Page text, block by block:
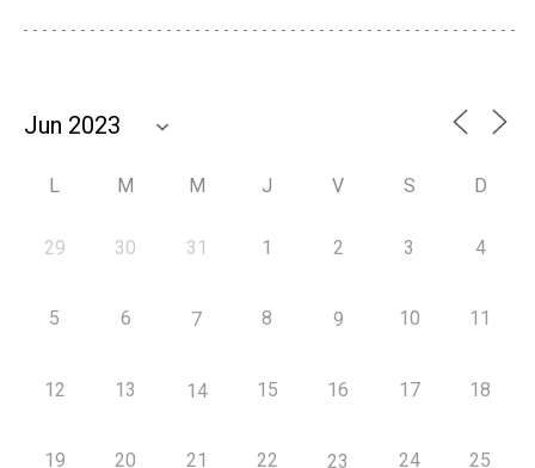
L M M J V S D
29 30 31 1 2 3 4
5 6 7 8 9 10 11
12 13 14 15 16 17 18
19 20 21 22 23 24 25